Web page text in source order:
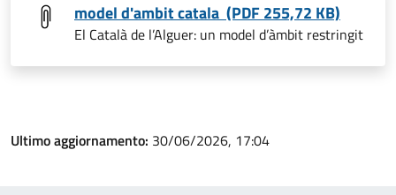
model d'ambit catala (PDF 255,72 KB)
El Català de l’Alguer: un model d’àmbit restringit
Ultimo aggiornamento: 30/06/2026, 17:04